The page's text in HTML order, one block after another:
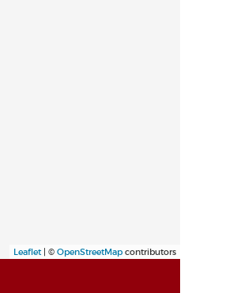
Leaflet| © OpenStreetMap contributors